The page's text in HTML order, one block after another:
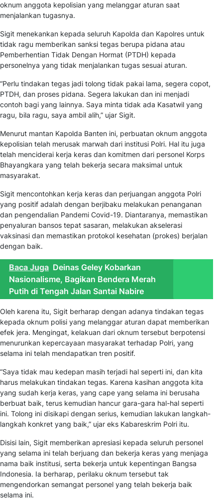
oknum anggota kepolisian yang melanggar aturan saat
menjalankan tugasnya.
Sigit menekankan kepada seluruh Kapolda dan Kapolres untuk
tidak ragu memberikan sanksi tegas berupa pidana atau
Pemberhentian Tidak Dengan Hormat (PTDH) kepada
personelnya yang tidak menjalankan tugas sesuai aturan.
“Perlu tindakan tegas jadi tolong tidak pakai lama, segera copot,
PTDH, dan proses pidana. Segera lakukan dan ini menjadi
contoh bagi yang lainnya. Saya minta tidak ada Kasatwil yang
ragu, bila ragu, saya ambil alih,” ujar Sigit.
Menurut mantan Kapolda Banten ini, perbuatan oknum anggota
kepolisian telah merusak marwah dari institusi Polri. Hal itu juga
telah menciderai kerja keras dan komitmen dari personel Korps
Bhayangkara yang telah bekerja secara maksimal untuk
masyarakat.
Sigit mencontohkan kerja keras dan perjuangan anggota Polri
yang positif adalah dengan berjibaku melakukan penanganan
dan pengendalian Pandemi Covid-19. Diantaranya, memastikan
penyaluran bansos tepat sasaran, melakukan akselerasi
vaksinasi dan memastikan protokol kesehatan (prokes) berjalan
dengan baik.
Baca Juga Deinas Geley Kobarkan
Nasionalisme, Bagikan Bendera Merah
Putih di Tengah Jalan Santai Nabire
Oleh karena itu, Sigit berharap dengan adanya tindakan tegas
kepada oknum polisi yang melanggar aturan dapat memberikan
efek jera. Mengingat, kelakuan dari oknum tersebut berpotensi
menurunkan kepercayaan masyarakat terhadap Polri, yang
selama ini telah mendapatkan tren positif.
“Saya tidak mau kedepan masih terjadi hal seperti ini, dan kita
harus melakukan tindakan tegas. Karena kasihan anggota kita
yang sudah kerja keras, yang cape yang selama ini berusaha
berbuat baik, terus kemudian hancur gara-gara hal-hal seperti
ini. Tolong ini disikapi dengan serius, kemudian lakukan langkah-
langkah konkret yang baik,” ujar eks Kabareskrim Polri itu.
Disisi lain, Sigit memberikan apresiasi kepada seluruh personel
yang selama ini telah berjuang dan bekerja keras yang menjaga
nama baik institusi, serta bekerja untuk kepentingan Bangsa
Indonesia. Ia berharap, perilaku oknum tersebut tak
mengendorkan semangat personel yang telah bekerja baik
selama ini.